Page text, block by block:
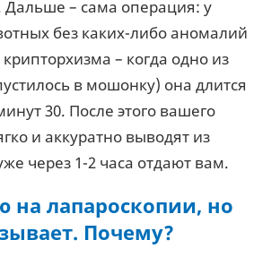
Дальше – сама операция: у
без каких-либо аномалий
– когда одно из
в мошонку) она длится
30. После этого вашего
и аккуратно выводят из
через 1-2 часа отдают вам.
на лапароскопии, но
Почему?